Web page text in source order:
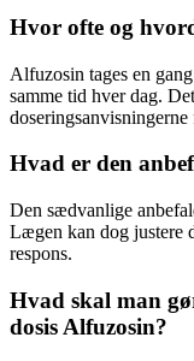
Hvor ofte og
Alfuzosin tages en
samme tid hver dag.
Hvad er den
Den sædvanlige
Lægen kan dog justere
respons.
Hvad skal man
dosis Alfuzosin?